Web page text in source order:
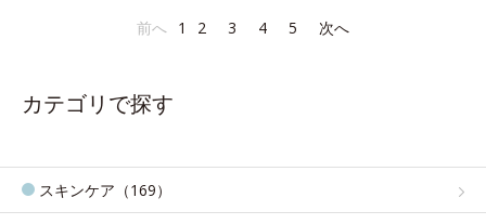
前へ 1 2 3 4 5 次へ
カテゴリで探す
スキンケア（169）